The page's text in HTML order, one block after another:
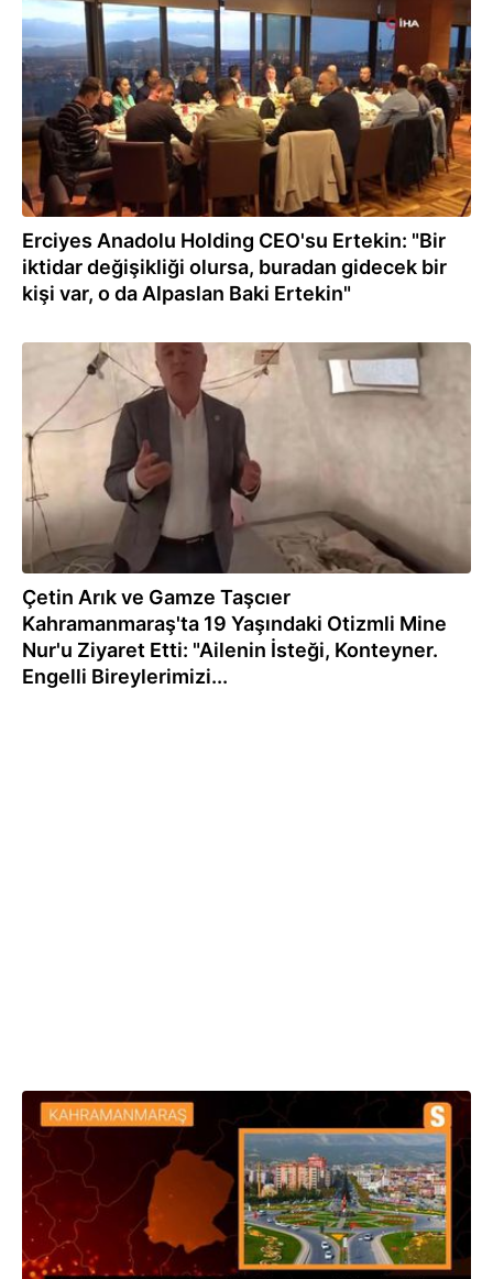
19.04.2023
Erciyes Anadolu Holding CEO'su Ertekin: "Bir
iktidar değişikliği olursa, buradan gidecek bir
kişi var, o da Alpaslan Baki Ertekin"
10.03.2023
Çetin Arık ve Gamze Taşcıer
Kahramanmaraş'ta 19 Yaşındaki Otizmli Mine
Nur'u Ziyaret Etti: "Ailenin İsteği, Konteyner.
Engelli Bireylerimizi...
24.02.2023